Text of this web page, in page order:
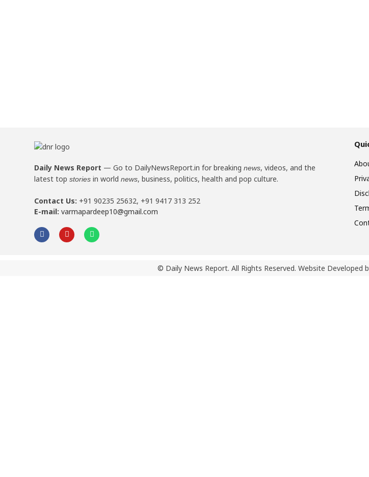
Daily News Report — Go to DailyNewsReport.in for breaking news, videos, and the
latest top stories in world news, business, politics, health and pop culture.
Contact Us: +91 90235 25632, +91 9417 313 252
E-mail: varmapardeep10@gmail.com
© Daily News Report. All Rights Reserved. Website Developed